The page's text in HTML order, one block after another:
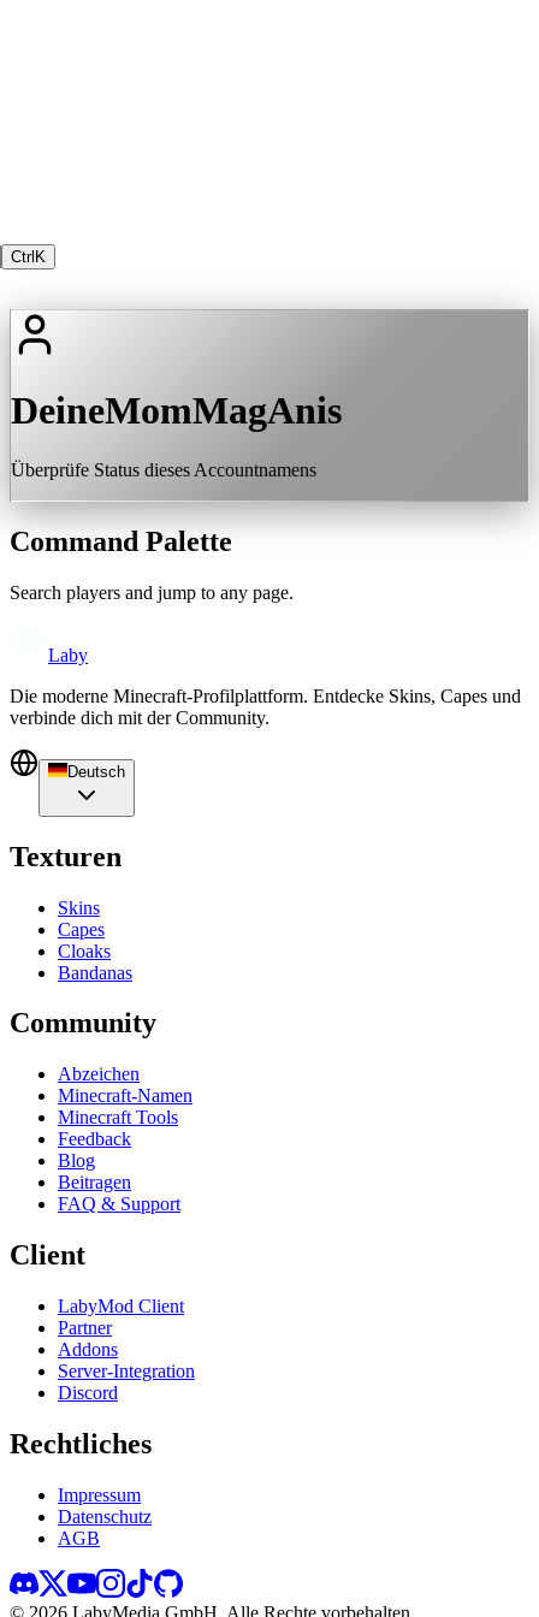
Ctrl K
DeineMomMagAnis
Überprüfe Status dieses Accountnamens
Command Palette
Search players and jump to any page.
Laby
Die moderne Minecraft-Profilplattform. Entdecke Skins, Capes und
verbinde dich mit der Community.
Deutsch
Texturen
Skins
Capes
Cloaks
Bandanas
Community
Abzeichen
Minecraft-Namen
Minecraft Tools
Feedback
Blog
Beitragen
FAQ & Support
Client
LabyMod Client
Partner
Addons
Server-Integration
Discord
Rechtliches
Impressum
Datenschutz
AGB
© 2026 LabyMedia GmbH. Alle Rechte vorbehalten.